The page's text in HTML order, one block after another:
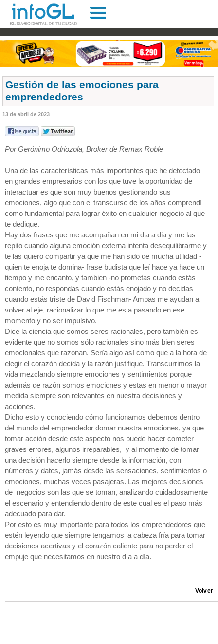
Gestión de las emociones para
emprendedores
13 de abril de 2023
Por Gerónimo Odriozola, Broker de Remax Roble
Una de las características más importantes que he detectado
en grandes empresarios con los que tuve la oportunidad de
interactuar es que son muy buenos gestionando sus
emociones, algo que con el transcurso de los años comprendí
como fundamental para lograr éxito en cualquier negocio al que
te dedique.
Hay dos frases que me acompañan en mi dia a dia y me las
repito cuando alguna emoción externa intenta desequilibrarme y
te las quiero compartir ya que me han sido de mucha utilidad -
quien te enoja te domina- frase budista que leí hace ya hace un
tiempo y me encanto, y tambien -no prometas cuando estás
contento, no respondas cuando estás enojado y no decidas
cuando estás triste de David Fischman- Ambas me ayudan a
volver al eje, racionalizar lo que me esta pasando en ese
momento y no ser impulsivo.
Dice la ciencia que somos seres racionales, pero también es
evidente que no somos sólo racionales sino más bien seres
emocionales que razonan. Sería algo así como que a la hora de
elegir el corazón decida y la razón justifique. Transcurrimos la
vida mezclando siempre emociones y sentimientos porque
además de razón somos emociones y estas en menor o mayor
medida siempre son relevantes en nuestra decisiones y
acciones.
Dicho esto y conociendo cómo funcionamos debemos dentro
del mundo del emprendedor domar nuestra emociones, ya que
tomar acción desde este aspecto nos puede hacer cometer
graves errores, algunos irreparables, y al momento de tomar
una decisión hacerlo siempre desde la información, con
números y datos, jamás desde las sensaciones, sentimientos o
emociones, muchas veces pasajeras. Las mejores decisiones
de negocios son las que se toman, analizando cuidadosamente
el escenario y entendiendo dentro de este cual es el paso más
adecuado para dar.
Por esto es muy importante para todos los emprendedores que
estén leyendo que siempre tengamos la cabeza fría para tomar
decisiones acertivas y el corazón caliente para no perder el
empuje que necesitamos en nuestro día a día.
Volver